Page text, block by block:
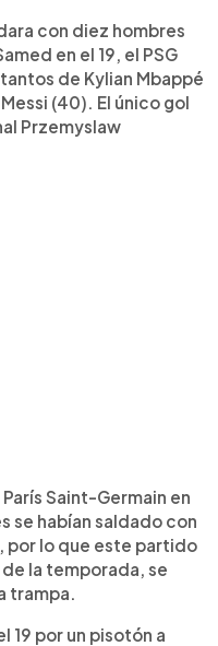
con diez hombres
en el 19, el PSG
de Kylian Mbappé
(40). El único gol
Przemyslaw
Saint-Germain en
se habían saldado con
por lo que este partido
la temporada, se
trampa.
19 por un pisotón a